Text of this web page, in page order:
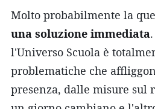
Molto probabilmente la
una soluzione immediata
l'Universo Scuola è
problematiche che
presenza, dalle misure sul